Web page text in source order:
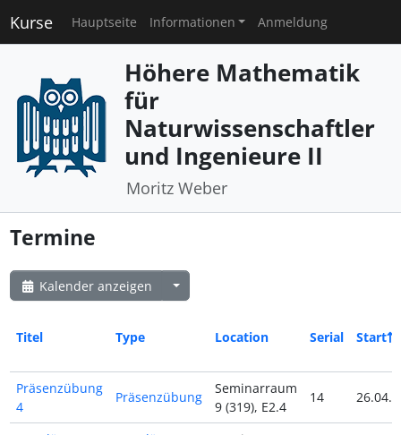
Kurse Hauptseite Informationen Anmeldung
Höhere Mathematik
für
Naturwissenschaftler
und Ingenieure II
Moritz Weber
Termine
Kalender anzeigen
Titel Type Location Serial Start
Präsenzübung
4
Präsenzübung
Seminarraum
9 (319), E2.4
14